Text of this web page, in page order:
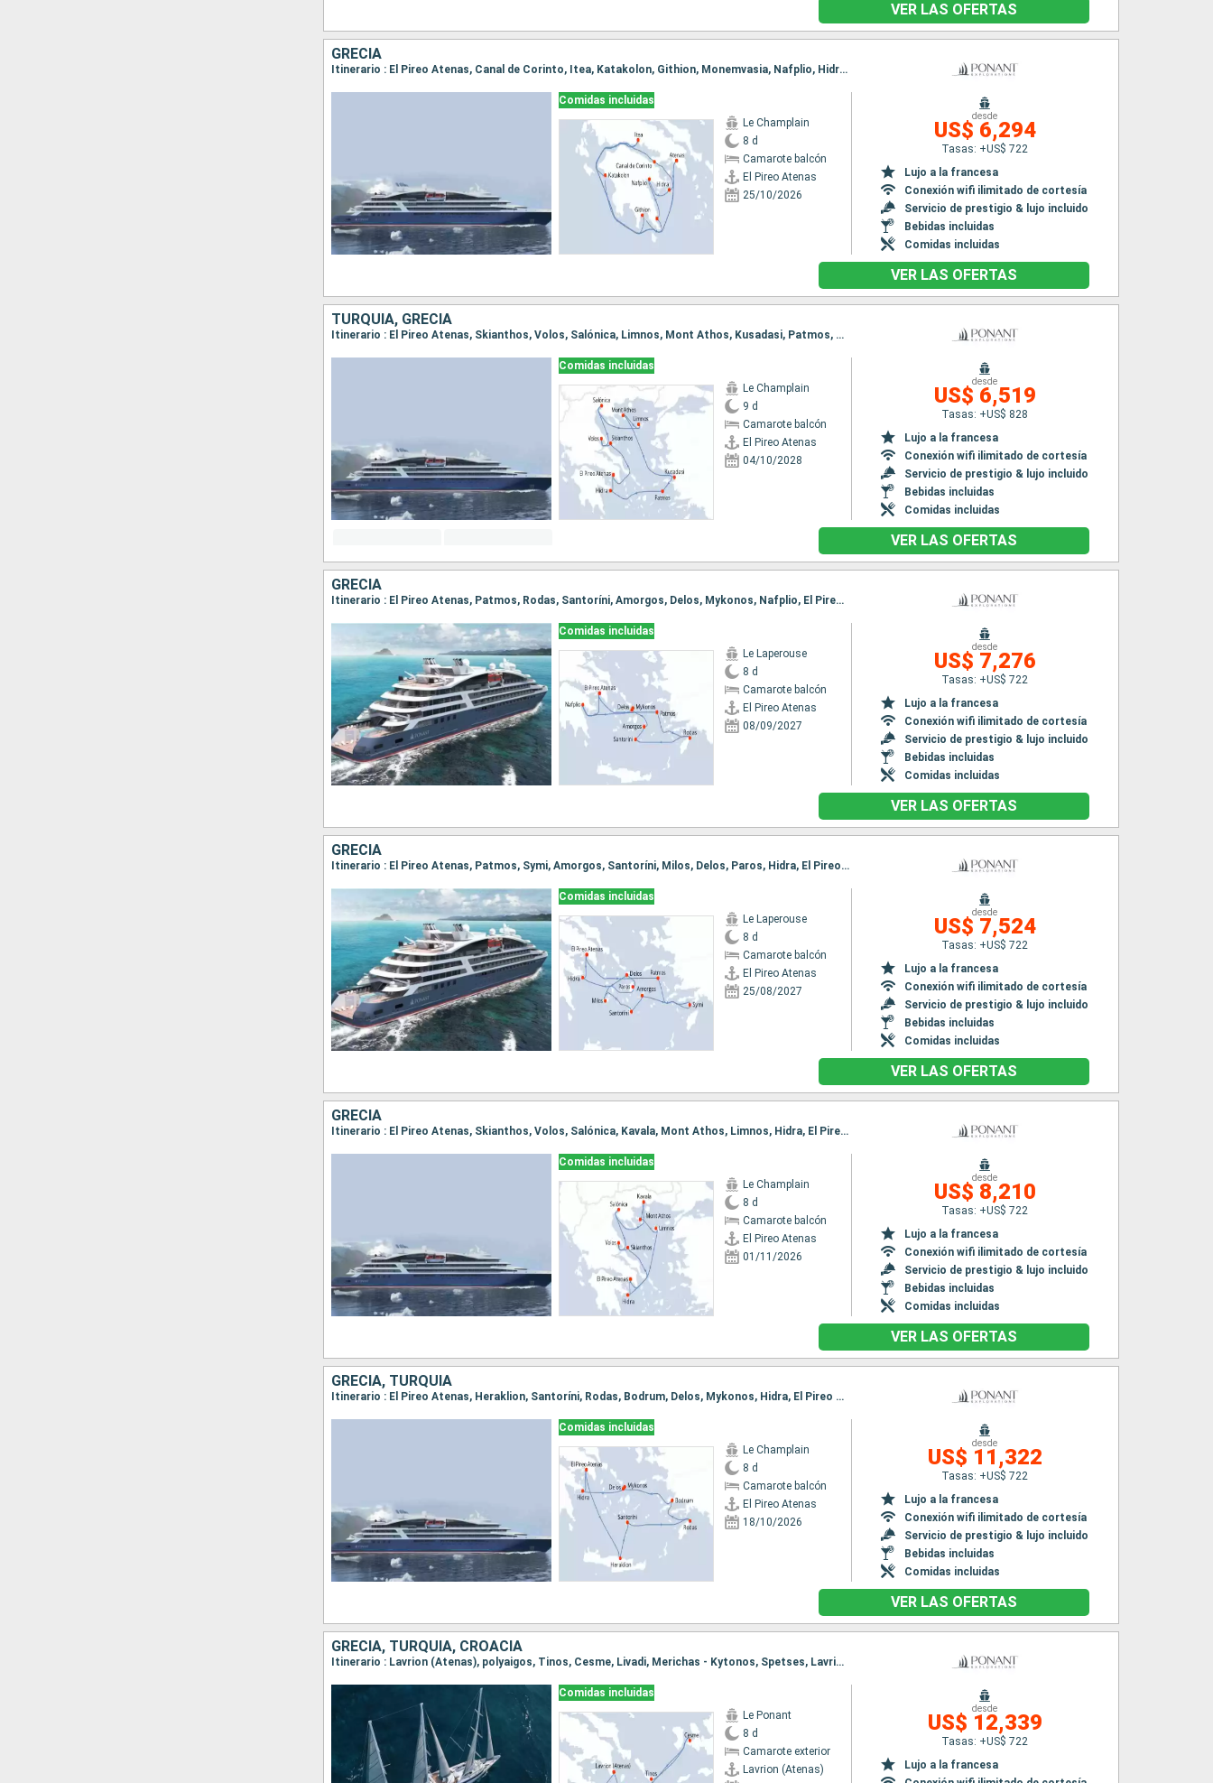
VER LAS OFERTAS
GRECIA
Itinerario : El Pireo Atenas, Canal de Corinto, Itea, Katakolon, Githion, Monemvasia, Nafplio, Hidra, El Pireo Atenas
Comidas incluidas
Le Champlain
8 d
Camarote balcón
El Pireo Atenas
25/10/2026
desde
US$ 6,294
Tasas: +US$ 722
Lujo a la francesa
Conexión wifi ilimitado de cortesía
Servicio de prestigio & lujo incluido
Bebidas incluidas
Comidas incluidas
VER LAS OFERTAS
TURQUÍA, GRECIA
Itinerario : El Pireo Atenas, Skianthos, Volos, Salónica, Limnos, Mont Athos, Kusadasi, Patmos, Hidra, El Pireo Atenas
Comidas incluidas
Le Champlain
9 d
Camarote balcón
El Pireo Atenas
04/10/2028
desde
US$ 6,519
Tasas: +US$ 828
Lujo a la francesa
Conexión wifi ilimitado de cortesía
Servicio de prestigio & lujo incluido
Bebidas incluidas
Comidas incluidas
VER LAS OFERTAS
GRECIA
Itinerario : El Pireo Atenas, Patmos, Rodas, Santoríni, Amorgos, Delos, Mykonos, Nafplio, El Pireo Atenas
Comidas incluidas
Le Laperouse
8 d
Camarote balcón
El Pireo Atenas
08/09/2027
desde
US$ 7,276
Tasas: +US$ 722
Lujo a la francesa
Conexión wifi ilimitado de cortesía
Servicio de prestigio & lujo incluido
Bebidas incluidas
Comidas incluidas
VER LAS OFERTAS
GRECIA
Itinerario : El Pireo Atenas, Patmos, Symi, Amorgos, Santoríni, Milos, Delos, Paros, Hidra, El Pireo Atenas
Comidas incluidas
Le Laperouse
8 d
Camarote balcón
El Pireo Atenas
25/08/2027
desde
US$ 7,524
Tasas: +US$ 722
Lujo a la francesa
Conexión wifi ilimitado de cortesía
Servicio de prestigio & lujo incluido
Bebidas incluidas
Comidas incluidas
VER LAS OFERTAS
GRECIA
Itinerario : El Pireo Atenas, Skianthos, Volos, Salónica, Kavala, Mont Athos, Limnos, Hidra, El Pireo Atenas
Comidas incluidas
Le Champlain
8 d
Camarote balcón
El Pireo Atenas
01/11/2026
desde
US$ 8,210
Tasas: +US$ 722
Lujo a la francesa
Conexión wifi ilimitado de cortesía
Servicio de prestigio & lujo incluido
Bebidas incluidas
Comidas incluidas
VER LAS OFERTAS
GRECIA, TURQUÍA
Itinerario : El Pireo Atenas, Heraklion, Santoríni, Rodas, Bodrum, Delos, Mykonos, Hidra, El Pireo Atenas
Comidas incluidas
Le Champlain
8 d
Camarote balcón
El Pireo Atenas
18/10/2026
desde
US$ 11,322
Tasas: +US$ 722
Lujo a la francesa
Conexión wifi ilimitado de cortesía
Servicio de prestigio & lujo incluido
Bebidas incluidas
Comidas incluidas
VER LAS OFERTAS
GRECIA, TURQUÍA, CROACIA
Itinerario : Lavrion (Atenas), polyaigos, Tinos, Cesme, Livadi, Merichas - Kytonos, Spetses, Lavrion (Atenas)
Comidas incluidas
Le Ponant
8 d
Camarote exterior
Lavrion (Atenas)
desde
US$ 12,339
Tasas: +US$ 722
Lujo a la francesa